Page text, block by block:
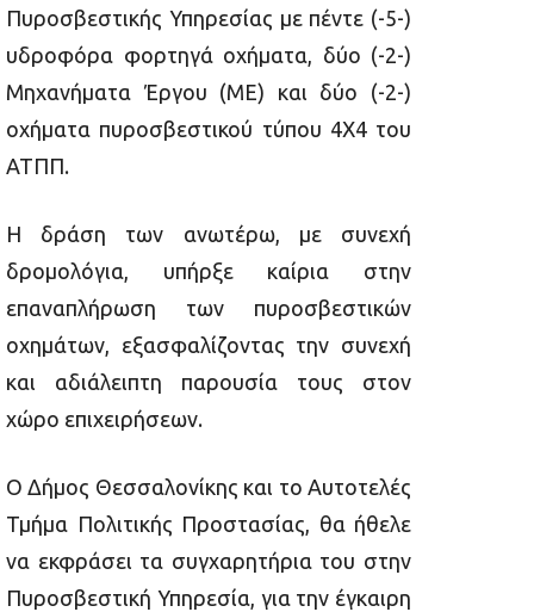
Πυροσβεστικής Υπηρεσίας με πέντε (-5-)
υδροφόρα φορτηγά οχήματα, δύο (-2-)
Μηχανήματα Έργου (ΜΕ) και δύο (-2-)
οχήματα πυροσβεστικού τύπου 4Χ4 του
ΑΤΠΠ.
Η δράση των ανωτέρω, με συνεχή
δρομολόγια, υπήρξε καίρια στην
επαναπλήρωση των πυροσβεστικών
οχημάτων, εξασφαλίζοντας την συνεχή
και αδιάλειπτη παρουσία τους στον
χώρο επιχειρήσεων.
ΟΔήμος Θεσσαλονίκης και το Αυτοτελές
Τμήμα Πολιτικής Προστασίας, θα ήθελε
να εκφράσει τα συγχαρητήρια του στην
Πυροσβεστική Υπηρεσία, για την έγκαιρη